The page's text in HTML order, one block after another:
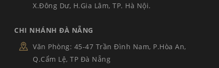
X.Đông Dư, H.Gia Lâm, TP. Hà Nội.
CHI NHÁNH ĐÀ NẴNG
Văn Phòng: 45-47 Trần Đình Nam, P.Hòa An,
Q.Cẩm Lệ, TP Đà Nẵng